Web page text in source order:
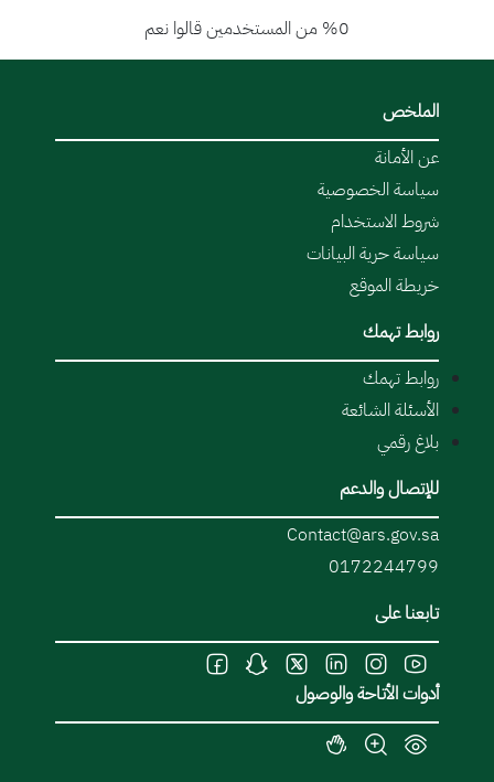
%0 من المستخدمين قالوا نعم
الملخص
عن الأمانة
سياسة الخصوصية
شروط الاستخدام
سياسة حرية البيانات
خريطة الموقع
روابط تهمك
روابط تهمك
الأسئلة الشائعة
بلاغ رقمي
للإتصال والدعم
Contact@ars.gov.sa
0172244799
تابعنا على
أدوات الأتاحة والوصول